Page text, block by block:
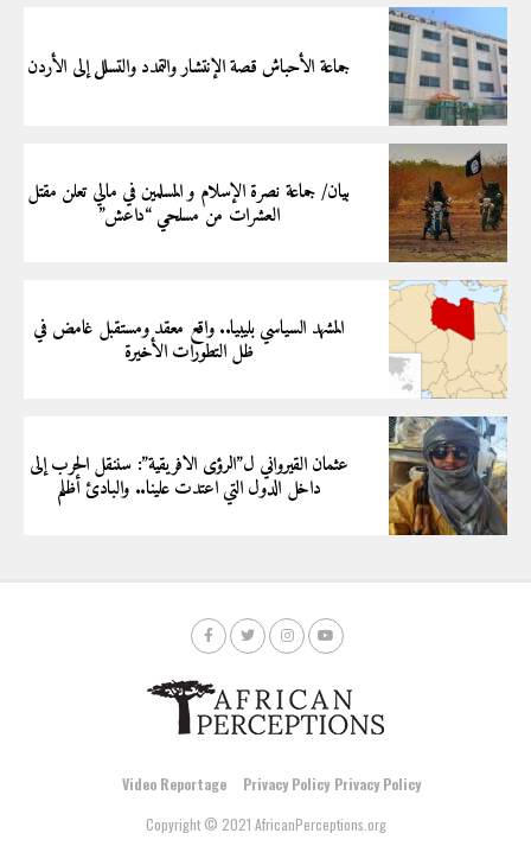
جماعة الأحباش قصة الإنتشار والتمدد والتسلل إلى الأردن
بيان/ جماعة نصرة الإسلام و المسلمين في مالي تعلن مقتل
العشرات من مسلحي “داعش”
المشهد السياسي بليبيا.. واقع معقد ومستقبل غامض في
ظل التطورات الأخيرة
عثمان القيرواني ل”الرؤى الافريقية”: سننقل الحرب إلى
داخل الدول التي اعتدت علينا.. والبادئ أظلم
Privacy Policy
Privacy Policy
Video Reportage
Copyright © 2021 AfricanPerceptions.org